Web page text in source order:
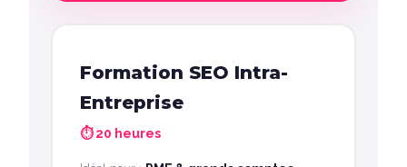
Formation SEO Intra-
Entreprise
⏱ 20 heures